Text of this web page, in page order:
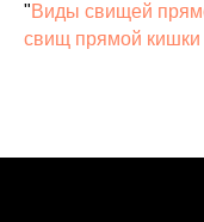
"Виды свищей
свищ прямой кишки